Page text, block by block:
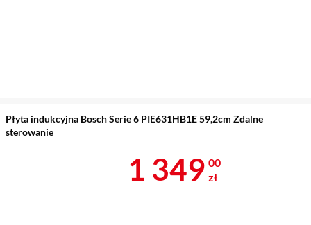
Płyta indukcyjna Bosch Serie 6 PIE631HB1E 59,2cm Zdalne
sterowanie
Cena 1 349 zł
1 349 00
zł